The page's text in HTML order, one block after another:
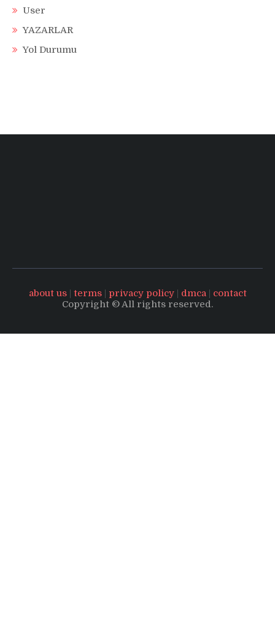
User
YAZARLAR
Yol Durumu
about us| terms| privacy policy| dmca| contact
Copyright © All rights reserved.